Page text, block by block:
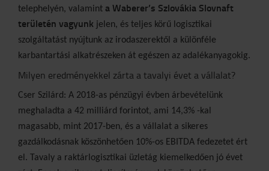
telephelyén, valamint a Waberer’s Szlovákia Slovnaft
területén vagyunk jelen, és teljes körű logisztikai
szolgáltatást nyújtunk az irodaszerektől a különféle
karbantartási alkatrészeken át egészen az adalékanyagokig.
Milyen eredményekkel zárta a tavalyi évet a vállalat?
Cser Szilárd: A 2018-as pénzügyi évben árbevételünk
meghaladta a 42 milliárd forintot, ami 14,3% -kal
magasabb, mint 2017-ben, és a vállalat a sikeres
gazdálkodásnak köszönhetően 10%-os EBITDA fedezetet ért
el. Tavaly a raktárlogisztikai üzletág kiemelkedően jó évet